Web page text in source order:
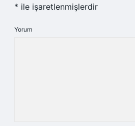
* ile işaretlenmişlerdir
Yorum